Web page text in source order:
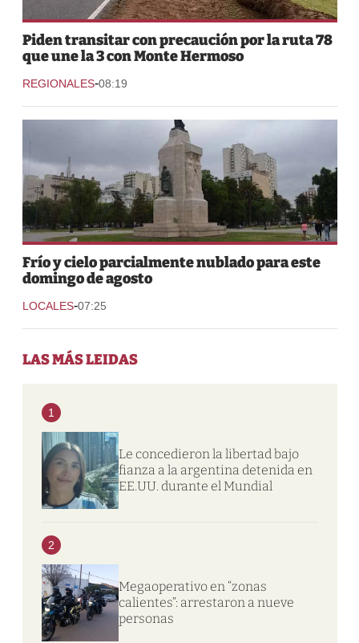
Piden transitar con precaución por la ruta 78
que une la 3 con Monte Hermoso
REGIONALES-08:19
Frío y cielo parcialmente nublado para este
domingo de agosto
LOCALES-07:25
LAS MÁS LEIDAS
1
Le concedieron la libertad bajo
fianza a la argentina detenida en
EE.UU. durante el Mundial
2
Megaoperativo en “zonas
calientes”: arrestaron a nueve
personas